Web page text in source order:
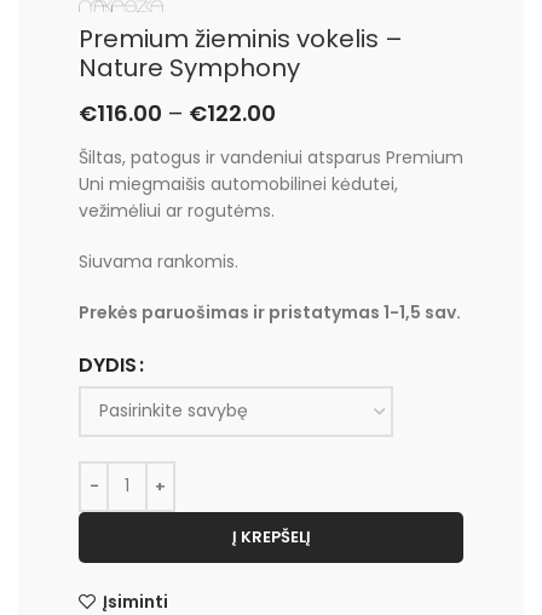
Premium žieminis vokelis –
Nature Symphony
€116.00 – €122.00
Šiltas, patogus ir vandeniui atsparus Premium
Uni miegmaišis automobilinei kėdutei,
vežimėliui ar rogutėms.
Siuvama rankomis.
Prekės paruošimas ir pristatymas 1-1,5 sav.
DYDIS
Į KREPŠELĮ
Įsiminti